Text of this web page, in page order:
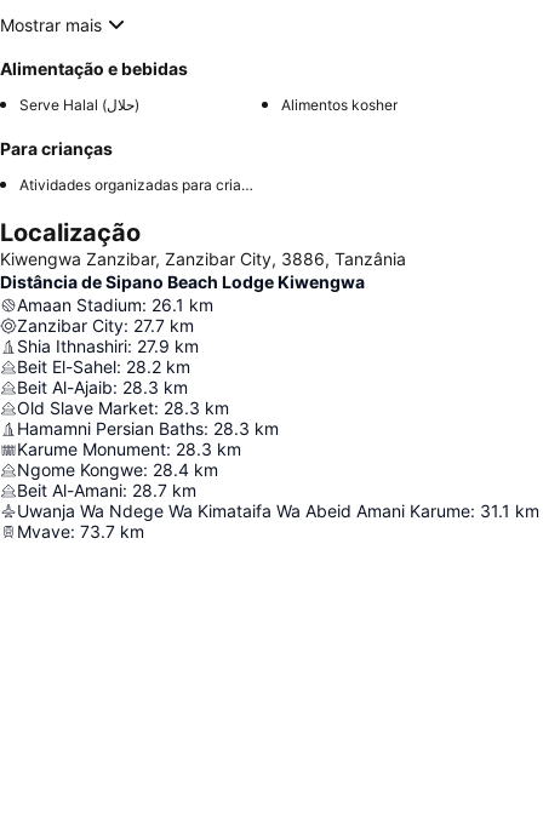
Mostrar mais
Alimentação e bebidas
Serve Halal (حلال) Alimentos kosher
Para crianças
Atividades organizadas para crianças
Localização
Kiwengwa Zanzibar, Zanzibar City, 3886, Tanzânia
Distância de Sipano Beach Lodge Kiwengwa
Amaan Stadium: 26.1 km
Zanzibar City: 27.7 km
Shia Ithnashiri: 27.9 km
Beit El-Sahel: 28.2 km
Beit Al-Ajaib: 28.3 km
Old Slave Market: 28.3 km
Hamamni Persian Baths: 28.3 km
Karume Monument: 28.3 km
Ngome Kongwe: 28.4 km
Beit Al-Amani: 28.7 km
Uwanja Wa Ndege Wa Kimataifa Wa Abeid Amani Karume: 31.1 km
Mvave: 73.7 km